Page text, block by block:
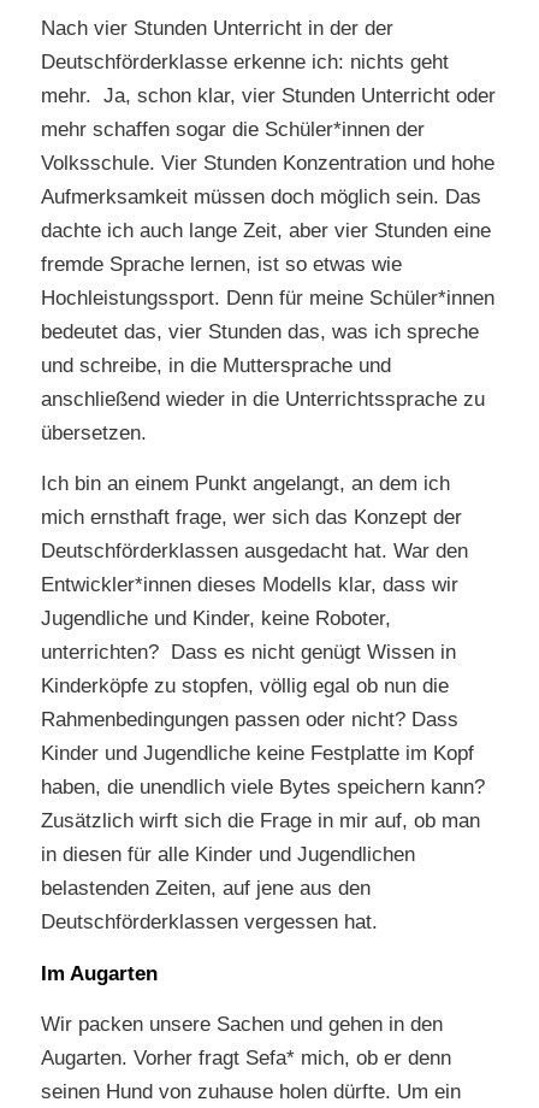
Nach vier Stunden Unterricht in der der
Deutschförderklasse erkenne ich: nichts geht
mehr. Ja, schon klar, vier Stunden Unterricht oder
mehr schaffen sogar die Schüler*innen der
Volksschule. Vier Stunden Konzentration und hohe
Aufmerksamkeit müssen doch möglich sein. Das
dachte ich auch lange Zeit, aber vier Stunden eine
fremde Sprache lernen, ist so etwas wie
Hochleistungssport. Denn für meine Schüler*innen
bedeutet das, vier Stunden das, was ich spreche
und schreibe, in die Muttersprache und
anschließend wieder in die Unterrichtssprache zu
übersetzen.
Ich bin an einem Punkt angelangt, an dem ich
mich ernsthaft frage, wer sich das Konzept der
Deutschförderklassen ausgedacht hat. War den
Entwickler*innen dieses Modells klar, dass wir
Jugendliche und Kinder, keine Roboter,
unterrichten? Dass es nicht genügt Wissen in
Kinderköpfe zu stopfen, völlig egal ob nun die
Rahmenbedingungen passen oder nicht? Dass
Kinder und Jugendliche keine Festplatte im Kopf
haben, die unendlich viele Bytes speichern kann?
Zusätzlich wirft sich die Frage in mir auf, ob man
in diesen für alle Kinder und Jugendlichen
belastenden Zeiten, auf jene aus den
Deutschförderklassen vergessen hat.
Im Augarten
Wir packen unsere Sachen und gehen in den
Augarten. Vorher fragt Sefa* mich, ob er denn
seinen Hund von zuhause holen dürfte. Um ein